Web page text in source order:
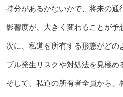
持分があるかないかで、将来の
影響度が、大きく変わることが予
次に、私道を所有する形態がどの
ブル発生リスクや対処法を見極め
そして、私道の所有者全員から